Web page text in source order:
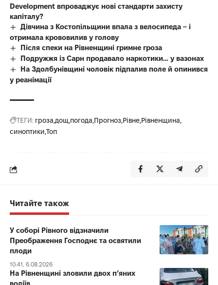
Development впроваджує нові стандарти захисту
капіталу?
Дівчина з Костопільщини впала з велосипеда – і
отримала крововилив у голову
Після спеки на Рівненщині гримне гроза
Подружжя із Сарн продавало наркотики… у вазонах
На Здолбунівщині чоловік підпалив поле й опинився
у реанімації
ТЕГИ: гроза дощ погода Прогноз Рівне Рівненщина
синоптики Топ
Читайте також
У соборі Рівного відзначили
Преображення Господнє та освятили
плоди
10:41, 6.08.2026
На Рівненщині зловили двох п’яних